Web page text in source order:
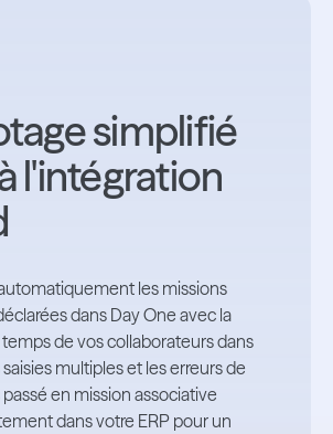
simplifié
l'intégration
les missions
dans Day One avec la
de vos collaborateurs dans
multiples et les erreurs de
en mission associative
dans votre ERP pour un